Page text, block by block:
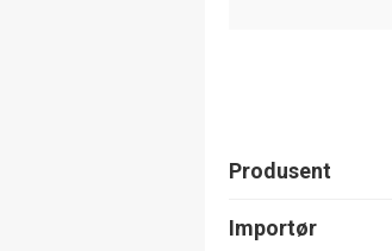
Produsent
Importør